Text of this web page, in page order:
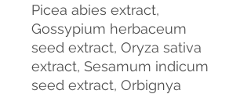
Picea abies extract,
Gossypium herbaceum
seed extract, Oryza sativa
extract, Sesamum indicum
seed extract, Orbignya